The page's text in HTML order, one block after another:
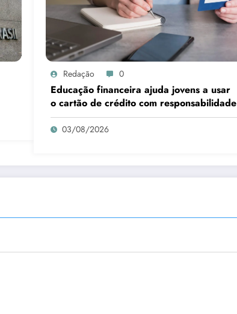
Redação 0
Educação financeira ajuda jovens a usar
o cartão de crédito com responsabilidade
03/08/2026